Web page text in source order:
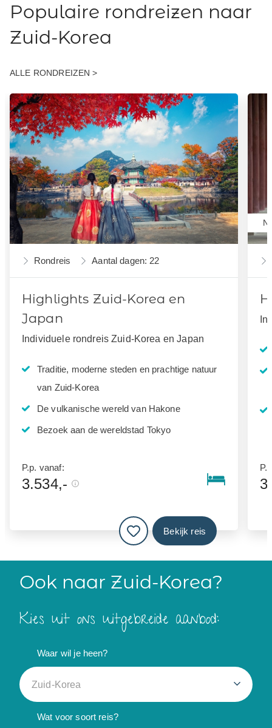
Populaire rondreizen naar
Zuid-Korea
ALLE RONDREIZEN >
Rondreis Aantal dagen: 22
Highlights Zuid-Korea en
Japan
Individuele rondreis Zuid-Korea en Japan
Traditie, moderne steden en prachtige natuur
van Zuid-Korea
De vulkanische wereld van Hakone
Bezoek aan de wereldstad Tokyo
P.p. vanaf:
3.534,-
Bekijk reis
Ook naar Zuid-Korea?
Kies uit ons uitgebreide aanbod:
Waar wil je heen?
Zuid-Korea
Wat voor soort reis?